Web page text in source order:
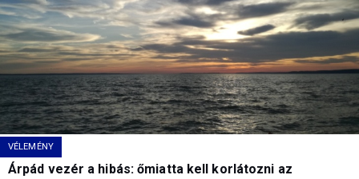
VÉLEMÉNY
Árpád vezér a hibás: őmiatta kell korlátozni az